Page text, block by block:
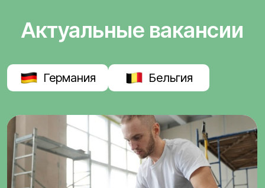
Актуальные вакансии
Германия Бельгия